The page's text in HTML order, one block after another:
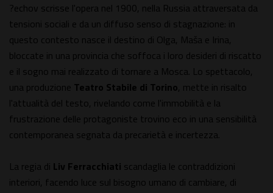
?echov scrisse l'opera nel 1900, nella Russia attraversata da
tensioni sociali e da un diffuso senso di stagnazione: in
questo contesto nasce il destino di Olga, Maša e Irina,
bloccate in una provincia che soffoca i loro desideri di riscatto
e il sogno mai realizzato di tornare a Mosca. Lo spettacolo,
una produzione Teatro Stabile di Torino, mette in risalto
l'attualità del testo, rivelando come l'immobilità e la
frustrazione delle protagoniste trovino eco in una sensibilità
contemporanea segnata da precarietà e incertezza.
La regia di Liv Ferracchiati scandaglia le contraddizioni
interiori, facendo luce sul bisogno umano di cambiare, di